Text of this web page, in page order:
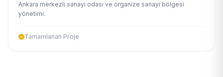
Ankara merkezli sanayi odası ve organize sanayi bölgesi
yönetimi.
Tamamlanan Proje